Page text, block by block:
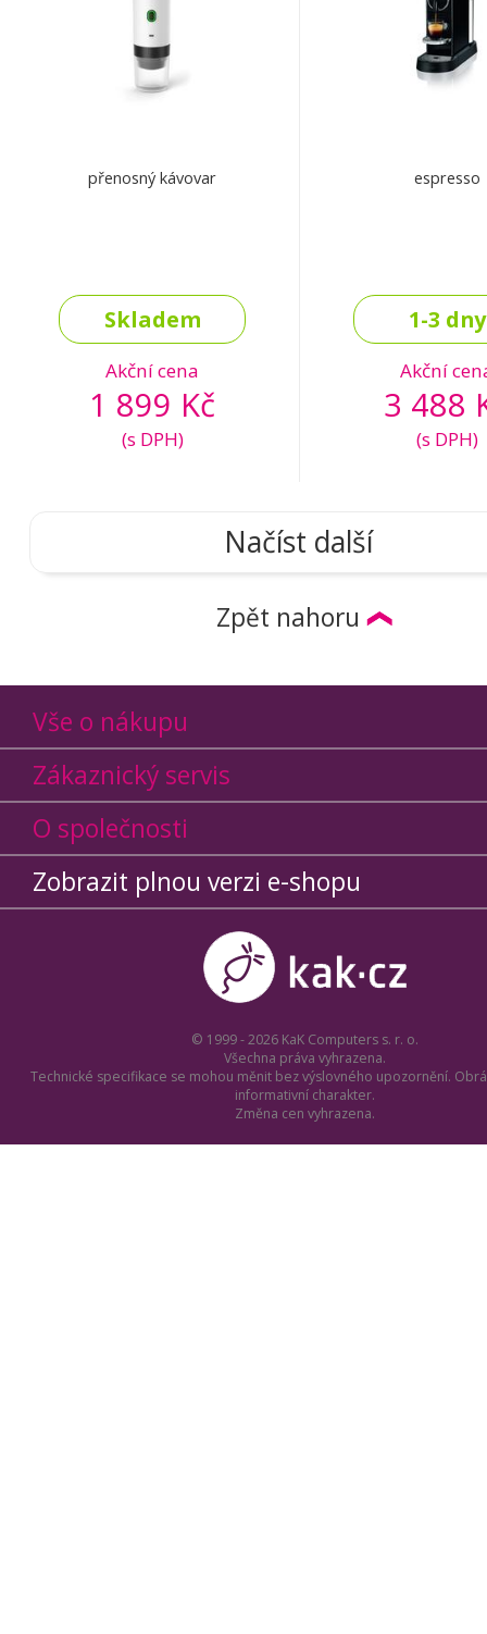
přenosný kávovar
Skladem
Akční cena
1 899 Kč
(s DPH)
espresso
1-3 dny
Akční
3 488
(s DPH)
Načíst další
Zpět nahoru
Vše o nákupu
Zákaznický servis
O společnosti
Zobrazit plnou verzi e-shopu
© 1999 - 2026 KaK Computers s. r. o.
Všechna práva vyhrazena.
Technické specifikace se mohou měnit bez výslovného upozornění.
informativní charakter.
Změna cen vyhrazena.